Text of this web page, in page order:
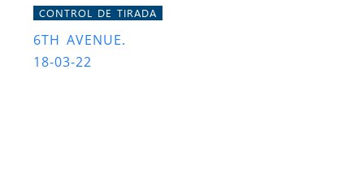
CONTROL DE TIRADA
6TH AVENUE.
18-03-22